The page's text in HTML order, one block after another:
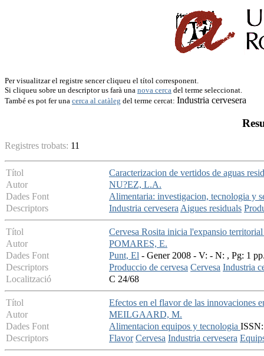
Per visualitzar el registre sencer cliqueu el títol corresponent.
Si cliqueu sobre un descriptor us farà una nova cerca del terme seleccionat.
També es pot fer una cerca al catàleg del terme cercat: Industria cervesera
Registres trobats: 11
Títol
Caracterizacion de vertidos de aguas
Autor
NU?EZ, L.A.
Dades Font
Alimentaria: investigacion, tecnologia y
Descriptors
Industria cerveseraAigues residuals
Títol
Cervesa Rosita inicia l'expansio
Autor
POMARES, E.
Dades Font
Punt, El - Gener 2008 - V: - N: , Pg: 1
Descriptors
Produccio de cervesa Cervesa Industria
Localització
C 24/68
Títol
Efectos en el flavor de las innovaciones
Autor
MEILGAARD, M.
Dades Font
Alimentacion equipos y tecnologia
Descriptors
Flavor Cervesa Industria cervesera